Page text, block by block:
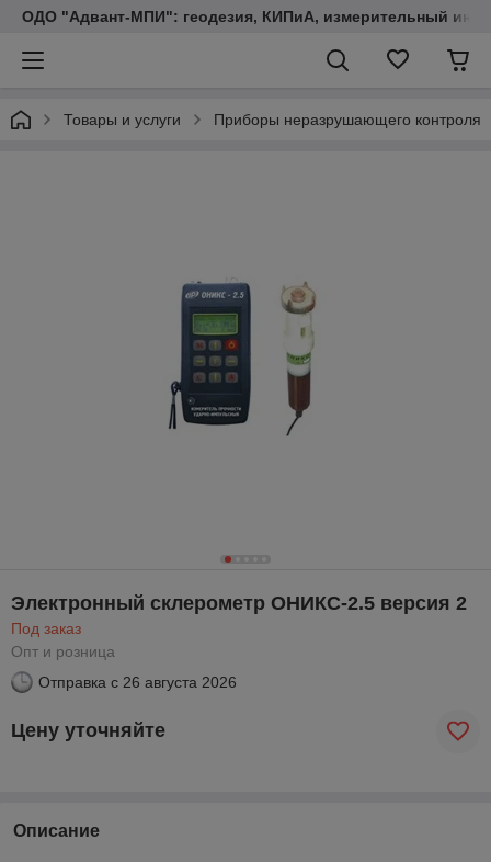
ОДО "Адвант-МПИ": геодезия, КИПиА, измерительный
Товары и услуги Приборы неразрушающего контроля
Электронный склерометр ОНИКС-2.5 версия 2
Под заказ
Опт и розница
Отправка с 26 августа 2026
Цену уточняйте
Описание